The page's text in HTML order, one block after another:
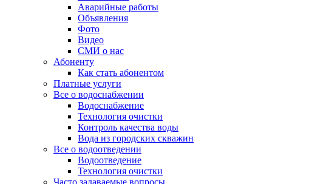
Аварийные работы
Объявления
Фото
Видео
СМИ о нас
Абоненту
Как стать абонентом
Платные услуги
Все о водоснабжении
Водоснабжение
Технология очистки
Контроль качества воды
Вода из городских скважин
Все о водоотведении
Водоотведение
Технология очистки
Часто задаваемые вопросы